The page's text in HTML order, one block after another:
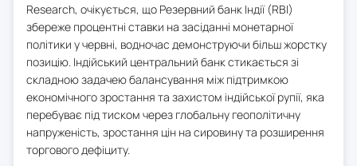
Research, очікується, що Резервний банк Індії (RBI)
збереже процентні ставки на засіданні монетарної
політики у червні, водночас демонструючи більш жорстку
позицію. Індійський центральний банк стикається зі
складною задачею балансування між підтримкою
економічного зростання та захистом індійської рупії, яка
перебуває під тиском через глобальну геополітичну
напруженість, зростання цін на сировину та розширення
торгового дефіциту.